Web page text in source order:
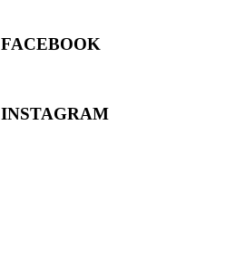
FACEBOOK
INSTAGRAM